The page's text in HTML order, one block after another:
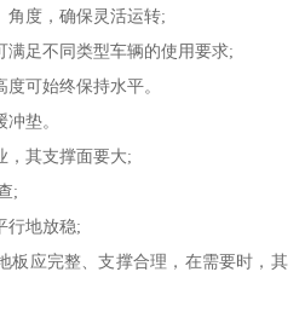
角度，确保灵活运转;
满足不同类型车辆的使用要求;
可始终保持水平。
垫。
，其支撑面要大;
;
行地放稳;
板应完整、支撑合理，在需要时，其